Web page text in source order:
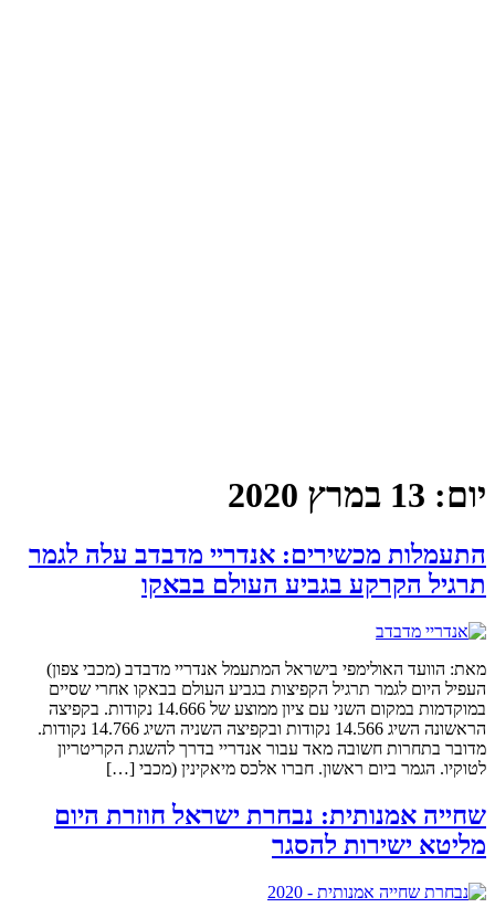
יום: 13 במרץ 2020
התעמלות מכשירים: אנדריי מדבדב עלה לגמר
תרגיל הקרקע בגביע העולם בבאקו
מאת: הוועד האולימפי בישראל המתעמל אנדריי מדבדב (מכבי צפון)
העפיל היום לגמר תרגיל הקפיצות בגביע העולם בבאקו אחרי שסיים
במוקדמות במקום השני עם ציון ממוצע של 14.666 נקודות. בקפיצה
הראשונה השיג 14.566 נקודות ובקפיצה השניה השיג 14.766 נקודות.
מדובר בתחרות חשובה מאד עבור אנדריי בדרך להשגת הקריטריון
לטוקיו. הגמר ביום ראשון. חברו אלכס מיאקינין (מכבי […]
שחייה אמנותית: נבחרת ישראל חוזרת היום
מליטא ישירות להסגר